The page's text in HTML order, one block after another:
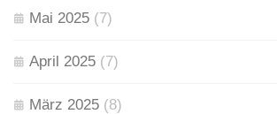
Mai 2025 (7)
April 2025 (7)
März 2025 (8)